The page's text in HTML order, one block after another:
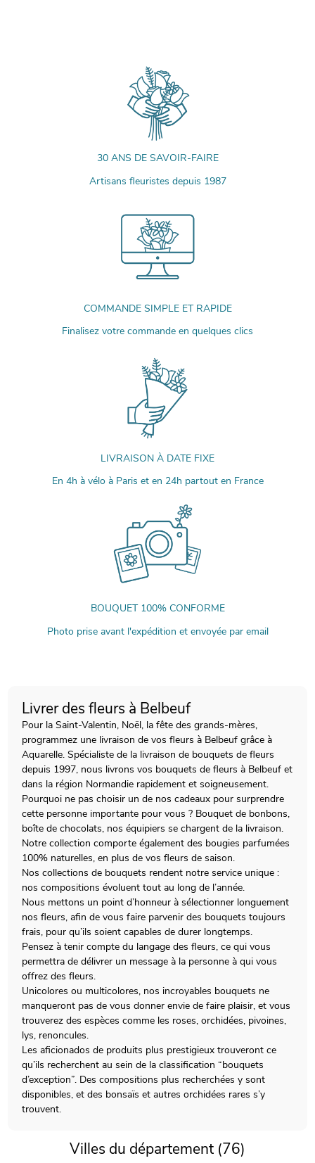
30 ANS DE SAVOIR-FAIRE
Artisans fleuristes depuis 1987
COMMANDE SIMPLE ET RAPIDE
Finalisez votre commande en quelques clics
LIVRAISON À DATE FIXE
En 4h à vélo à Paris et en 24h partout en France
BOUQUET 100% CONFORME
Photo prise avant l'expédition et envoyée par email
Livrer des fleurs à Belbeuf
Pour la Saint-Valentin, Noël, la fête des grands-mères,
programmez une livraison de vos fleurs à Belbeuf grâce à
Aquarelle. Spécialiste de la livraison de bouquets de fleurs
depuis 1997, nous livrons vos bouquets de fleurs à Belbeuf et
dans la région Normandie rapidement et soigneusement.
Pourquoi ne pas choisir un de nos cadeaux pour surprendre
cette personne importante pour vous ? Bouquet de bonbons,
boîte de chocolats, nos équipiers se chargent de la livraison.
Notre collection comporte également des bougies parfumées
100% naturelles, en plus de vos fleurs de saison.
Nos collections de bouquets rendent notre service unique :
nos compositions évoluent tout au long de l’année.
Nous mettons un point d’honneur à sélectionner longuement
nos fleurs, afin de vous faire parvenir des bouquets toujours
frais, pour qu’ils soient capables de durer longtemps.
Pensez à tenir compte du langage des fleurs, ce qui vous
permettra de délivrer un message à la personne à qui vous
offrez des fleurs.
Unicolores ou multicolores, nos incroyables bouquets ne
manqueront pas de vous donner envie de faire plaisir, et vous
trouverez des espèces comme les roses, orchidées, pivoines,
lys, renoncules.
Les aficionados de produits plus prestigieux trouveront ce
qu’ils recherchent au sein de la classification “bouquets
d’exception”. Des compositions plus recherchées y sont
disponibles, et des bonsaïs et autres orchidées rares s’y
trouvent.
Villes du département (76)